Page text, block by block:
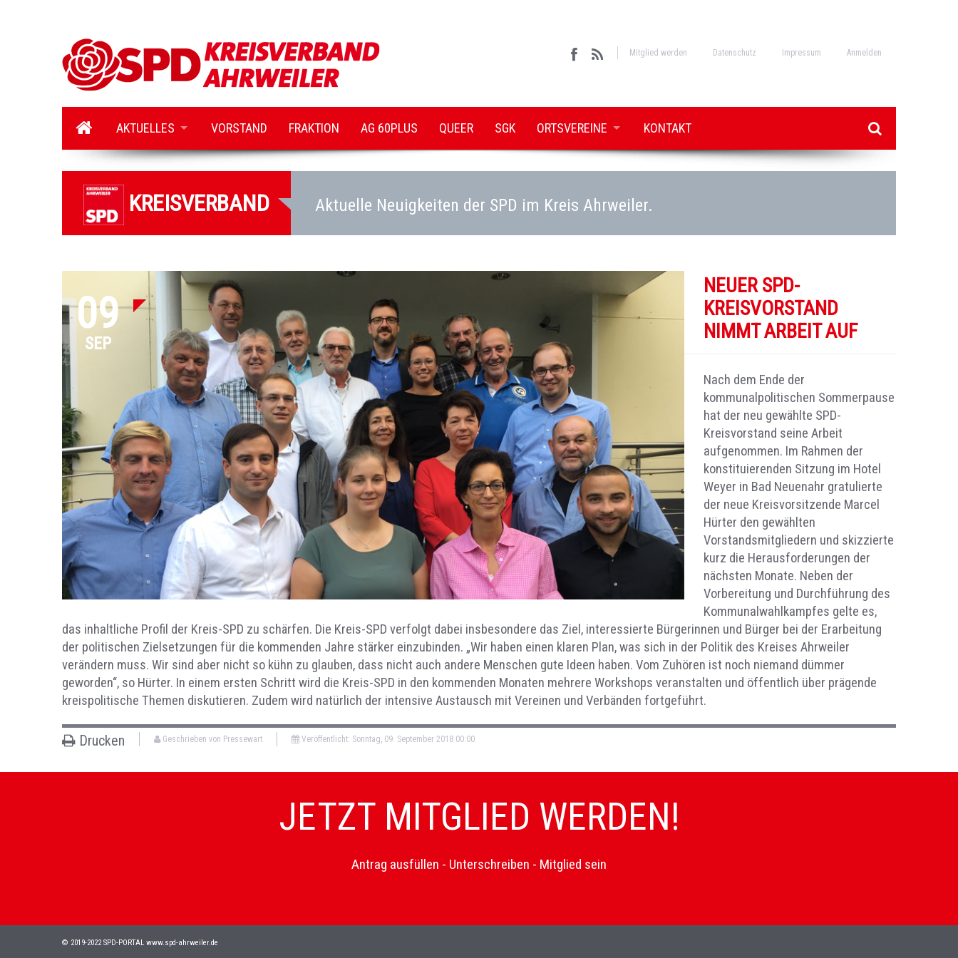
Mitglied werden Datenschutz Impressum Anmelden
AKTUELLES VORSTAND FRAKTION AG 60PLUS QUEER SGK ORTSVEREINE KONTAKT
KREISVERBAND Aktuelle Neuigkeiten der SPD im Kreis Ahrweiler.
09
SEP
NEUER SPD-
KREISVORSTAND
NIMMT ARBEIT AUF
Nach dem Ende der
kommunalpolitischen Sommerpause
hat der neu gewählte SPD-
Kreisvorstand seine Arbeit
aufgenommen. Im Rahmen der
konstituierenden Sitzung im Hotel
Weyer in Bad Neuenahr gratulierte
der neue Kreisvorsitzende Marcel
Hürter den gewählten
Vorstandsmitgliedern und skizzierte
kurz die Herausforderungen der
nächsten Monate. Neben der
Vorbereitung und Durchführung des
Kommunalwahlkampfes gelte es,
das inhaltliche Profil der Kreis-SPD zu schärfen. Die Kreis-SPD verfolgt dabei insbesondere das Ziel, interessierte Bürgerinnen und Bürger bei der Erarbeitung
der politischen Zielsetzungen für die kommenden Jahre stärker einzubinden. „Wir haben einen klaren Plan, was sich in der Politik des Kreises Ahrweiler
verändern muss. Wir sind aber nicht so kühn zu glauben, dass nicht auch andere Menschen gute Ideen haben. Vom Zuhören ist noch niemand dümmer
geworden“, so Hürter. In einem ersten Schritt wird die Kreis-SPD in den kommenden Monaten mehrere Workshops veranstalten und öffentlich über prägende
kreispolitische Themen diskutieren. Zudem wird natürlich der intensive Austausch mit Vereinen und Verbänden fortgeführt.
Drucken Geschrieben von Pressewart Veröffentlicht: Sonntag, 09. September 2018 00:00
JETZT MITGLIED WERDEN!
Antrag ausfüllen - Unterschreiben - Mitglied sein
© 2019-2022 SPD-PORTAL www.spd-ahrweiler.de